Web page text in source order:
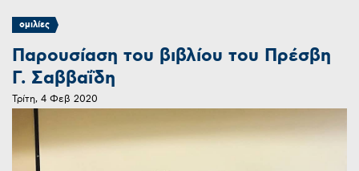
ομιλίες
Παρουσίαση του βιβλίου του Πρέσβη
Γ. Σαββαΐδη
Τρίτη, 4 Φεβ 2020